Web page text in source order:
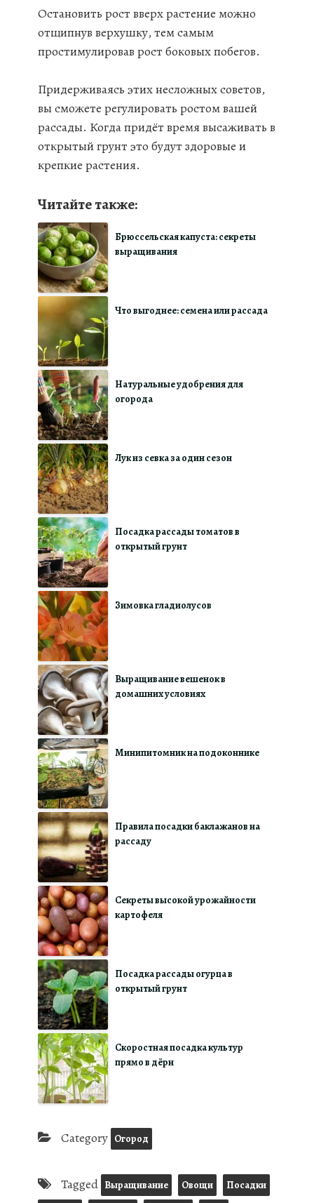
Остановить рост вверх растение можно
отщипнув верхушку, тем самым
простимулировав рост боковых побегов.
Придерживаясь этих несложных советов,
вы сможете регулировать ростом вашей
рассады. Когда придёт время высаживать в
открытый грунт это будут здоровые и
крепкие растения.
Читайте также:
Брюссельская капуста: секреты
выращивания
Что выгоднее: семена или рассада
Натуральные удобрения для
огорода
Лук из севка за один сезон
Посадка рассады томатов в
открытый грунт
Зимовка гладиолусов
Выращивание вешенок в
домашних условиях
Минипитомник на подоконнике
Правила посадки баклажанов на
рассаду
Секреты высокой урожайности
картофеля
Посадка рассады огурца в
открытый грунт
Скоростная посадка культур
прямо в дёрн
Category Огород
Tagged Выращивание Овощи
Посадки